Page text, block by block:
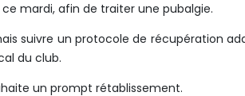
mardi, afin de traiter une pubalgie.
suivre un protocole de récupération
du club.
un prompt rétablissement.